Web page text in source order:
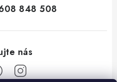
848 508